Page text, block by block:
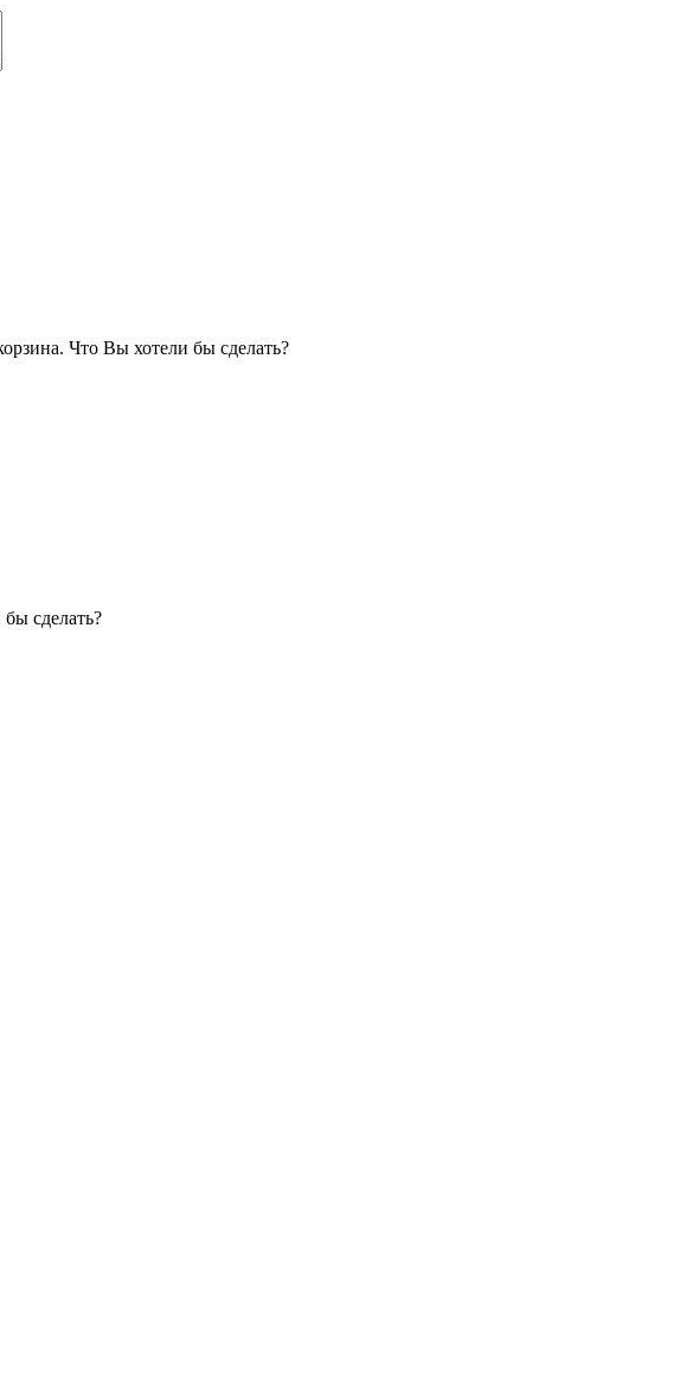
Что Вы хотели бы сделать?
сделать?